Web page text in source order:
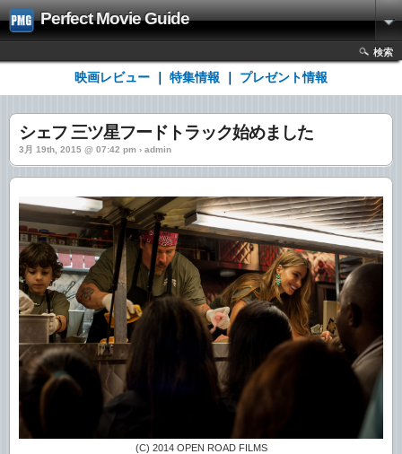
Perfect Movie Guide
検索
映画レビュー 特集情報 プレゼント情報
シェフ 三ツ星フードトラック始めました
3月 19th, 2015 @ 07:42 pm › admin
(C) 2014 OPEN ROAD FILMS